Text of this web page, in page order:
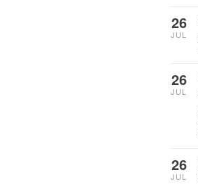
26
JUL
26
JUL
26
JUL